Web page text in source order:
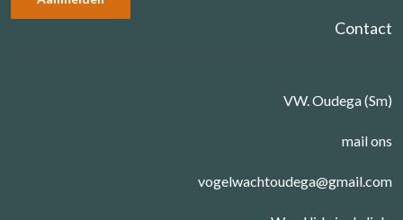
Contact
VW. Oudega (Sm)
mail ons
vogelwachtoudega@gmail.com